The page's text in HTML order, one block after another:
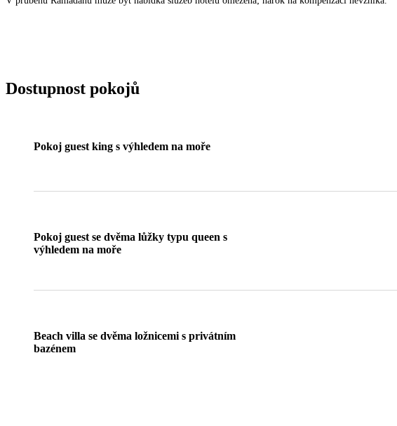
Dostupnost pokojů
Pokoj guest king s výhledem na moře
Pokoj guest se dvěma lůžky typu queen s
výhledem na moře
Beach villa se dvěma ložnicemi s privátním
bazénem